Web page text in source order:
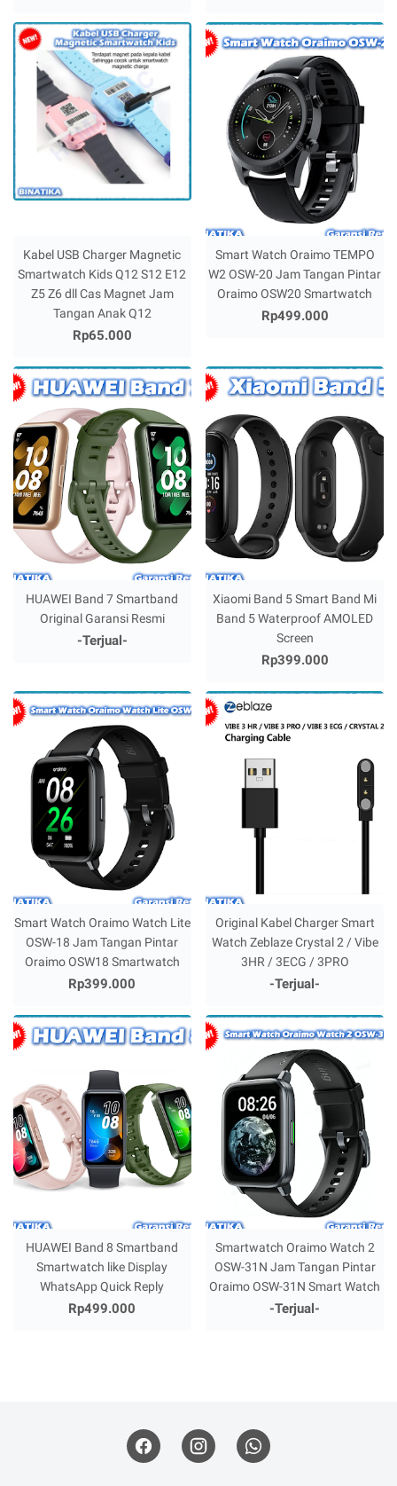
Kabel USB Charger Magnetic
Smartwatch Kids Q12 S12 E12
Z5 Z6 dll Cas Magnet Jam
Tangan Anak Q12
Rp65.000
Smart Watch Oraimo TEMPO
W2 OSW-20 Jam Tangan Pintar
Oraimo OSW20 Smartwatch
Rp499.000
HUAWEI Band 7 Smartband
Original Garansi Resmi
-Terjual-
Xiaomi Band 5 Smart Band Mi
Band 5 Waterproof AMOLED
Screen
Rp399.000
Smart Watch Oraimo Watch Lite
OSW-18 Jam Tangan Pintar
Oraimo OSW18 Smartwatch
Rp399.000
Original Kabel Charger Smart
Watch Zeblaze Crystal 2 / Vibe
3HR / 3ECG / 3PRO
-Terjual-
HUAWEI Band 8 Smartband
Smartwatch like Display
WhatsApp Quick Reply
Rp499.000
Smartwatch Oraimo Watch 2
OSW-31N Jam Tangan Pintar
Oraimo OSW-31N Smart Watch
-Terjual-